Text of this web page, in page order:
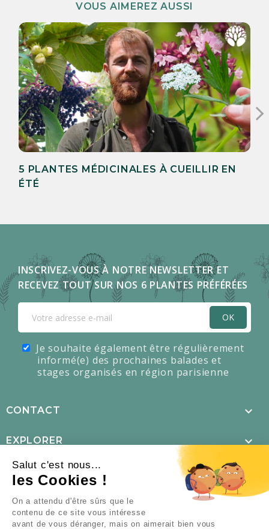
VOUS AIMEREZ AUSSI
5 PLANTES MÉDICINALES À CUEILLIR EN
ÉTÉ
INSCRIVEZ-VOUS À NOTRE NEWSLETTER ET
RECEVEZ TOUT SUR NOS 6 PLANTES PRÉFÉRÉES
Je souhaite également être régulièrement
informé(e) des prochaines balades et
stages organisés en région parisienne
OK
CONTACT 
EXPLORER 
MENTIONS LÉGALES 
NOUS SUIVRE ×
TOUS NOS PACKS DE
Salut c'est nous...
les Cookies !
On a attendu d'être sûrs que le
contenu de ce site vous intéresse
avant de vous déranger, mais on aimerait bien vous